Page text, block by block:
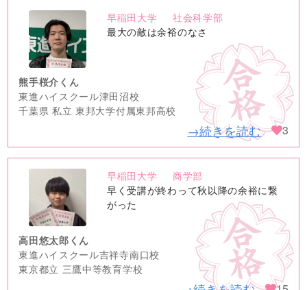
no
image
早稲田大学
社会科学部
最大の敵は余裕のなさ
熊手桜介くん
東進ハイスクール津田沼校
千葉県 私立 東邦大学付属東邦高校
→続きを読む 3
no
image
早稲田大学
商学部
早く受講が終わって秋以降の余裕に繋
がった
高田悠太郎くん
東進ハイスクール吉祥寺南口校
東京都立 三鷹中等教育学校